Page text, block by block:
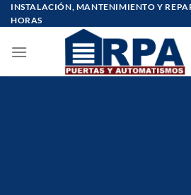
Saltar
al
INSTALACIÓN, MANTENIMIENTO Y
HORAS